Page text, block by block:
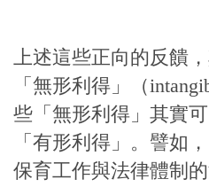
上述這些正向的反饋
「無形利得」（
些「無形利得」其實
「有形利得」。譬如
保育工作與法律體制